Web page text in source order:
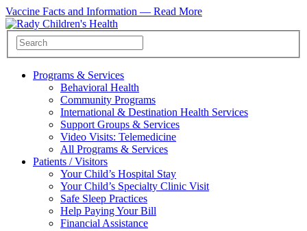
Vaccine Facts and Information — Read More
Programs & Services
Behavioral Health
Community Programs
International & Destination Health Services
Support Groups & Services
Video Visits: Telemedicine
All Programs & Services
Patients / Visitors
Your Child’s Hospital Stay
Your Child’s Specialty Clinic Visit
Safe Sleep Practices
Help Paying Your Bill
Financial Assistance